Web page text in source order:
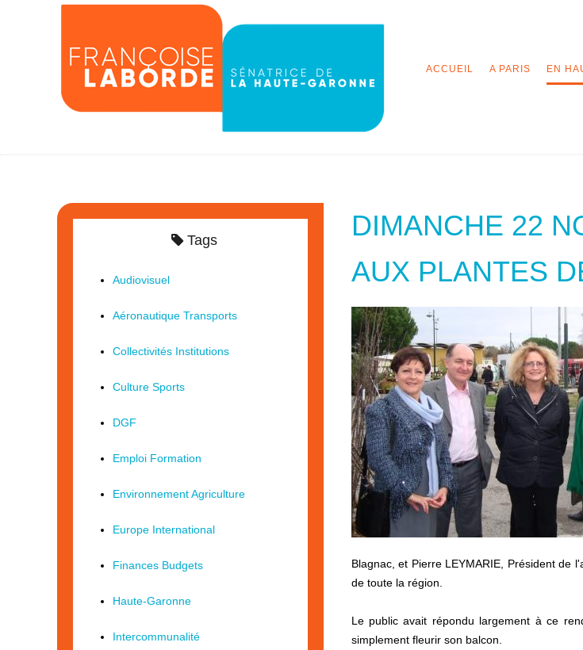
ACCUEIL A PARIS EN
DIMANCHE 22
AUX PLANTES
Blagnac, et Pierre LEYMARIE, Président de
de toute la région.
Le public avait répondu largement à ce
simplement fleurir son balcon.
Tags
Audiovisuel
Aéronautique Transports
Collectivités Institutions
Culture Sports
DGF
Emploi Formation
Environnement Agriculture
Europe International
Finances Budgets
Haute-Garonne
Intercommunalité